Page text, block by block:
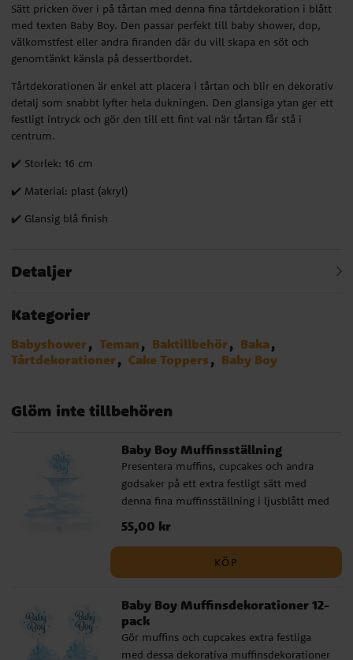
Sätt pricken över i på tårtan med denna fina tårtdekoration i blått
med texten Baby Boy. Den passar perfekt till baby shower, dop,
välkomstfest eller andra firanden där du vill skapa en söt och
genomtänkt känsla på dessertbordet.
Tårtdekorationen är enkel att placera i tårtan och blir en dekorativ
detalj som snabbt lyfter hela dukningen. Den glansiga ytan ger ett
festligt intryck och gör den till ett fint val när tårtan får stå i
centrum.
✔️ Storlek: 16 cm
✔️ Material: plast (akryl)
✔️ Glansig blå finish
Detaljer
Kategorier
Babyshower Teman Baktillbehör
Baka
Tårtdekorationer
Cake Toppers Baby Boy
Glöm inte tillbehören
Baby Boy Muffinsställning
Presentera muffins, cupcakes och andra
godsaker på ett extra festligt sätt med
denna fina muffinsställning i ljusblått med
molnmotiv och texten Baby Boy. Den
passar perfekt till baby shower, dop,
vill skapa ett sött och genomtänkt
dekorativ detalj samtidigt som den gör det
enkelt att lyfta fram bakverken på ett
snyggt sätt. Den är tillverkad av FSC-
certifierat och miljövänligt papper och
Pris:55,00 kr
55,00 kr
KÖP
Baby Boy Muffinsdekorationer 12-
pack
Gör muffins och cupcakes extra festliga
med dessa dekorativa muffinsdekorationer